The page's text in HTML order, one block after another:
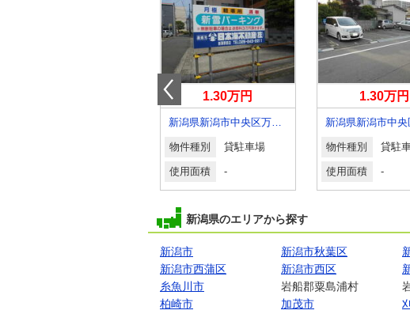
1.30万円
新潟県新潟市中央区万代４丁目
物件種別 貸駐車場
使用面積 -
1.30万円
物件種別 貸駐
使用面積 -
新潟県のエリアから探す
新潟市 新潟市秋葉区
新潟市西蒲区
新潟市西区
糸魚川市
岩船郡粟島浦村
柏崎市
加茂市